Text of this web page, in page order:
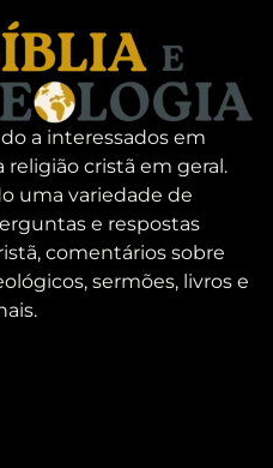
a interessados em
religião cristã em geral.
uma variedade de
e respostas
comentários sobre
sermões, livros e